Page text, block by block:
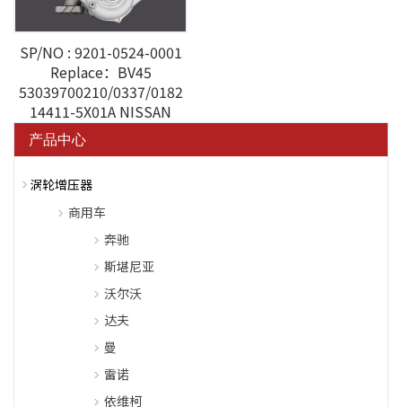
SP/NO : 9201-0524-0001
Replace：BV45
53039700210/0337/0182
14411-5X01A NISSAN
YD25 2.5T
产品中心
涡轮增压器
商用车
奔驰
斯堪尼亚
沃尔沃
达夫
曼
雷诺
依维柯